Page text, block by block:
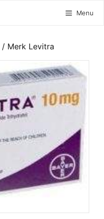
Menu
/ Merk Levitra